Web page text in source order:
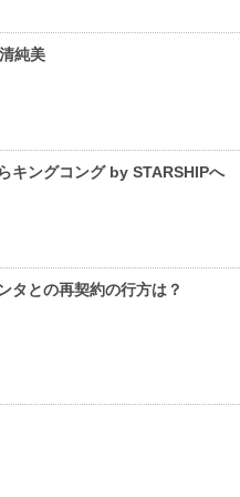
純美
キングコング by STARSHIPへ
タとの再契約の行方は？